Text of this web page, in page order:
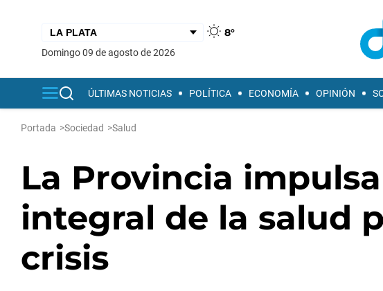
8°
domingo 09 de agosto de 2026
ÚLTIMAS NOTICIAS POLÍTICA ECONOMÍA OPINIÓN
Portada >Sociedad >Salud
La Provincia
integral de la salud
crisis